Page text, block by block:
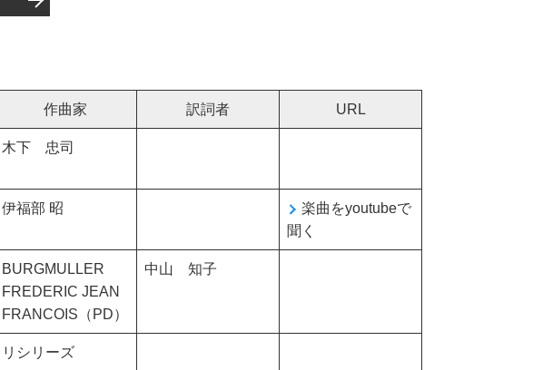
作曲家 訳詞者 URL
木下 忠司
伊福部 昭
楽曲をyoutubeで
聞く
BURGMULLER
FREDERIC JEAN
FRANCOIS（PD）
中山 知子
リシリーズ